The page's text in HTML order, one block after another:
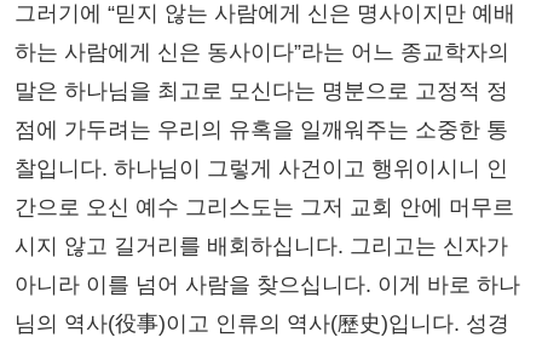
그러기에 “믿지 않는 사람에게 신은 명사이지만 예배
하는 사람에게 신은 동사이다”라는 어느 종교학자의
말은 하나님을 최고로 모신다는 명분으로 고정적 정
점에 가두려는 우리의 유혹을 일깨워주는 소중한 통
찰입니다. 하나님이 그렇게 사건이고 행위이시니 인
간으로 오신 예수 그리스도는 그저 교회 안에 머무르
시지 않고 길거리를 배회하십니다. 그리고는 신자가
아니라 이를 넘어 사람을 찾으십니다. 이게 바로 하나
님의 역사(役事)이고 인류의 역사(歷史)입니다. 성경